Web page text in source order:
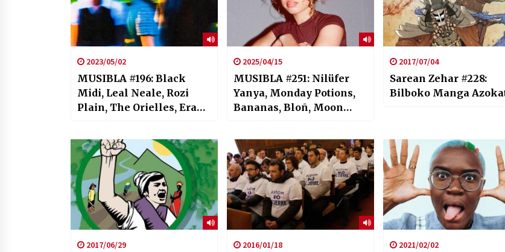
2023/05/02
MUSIBLA #196: Black
Midi, Leal Neale, Rozi
Plain, The Orielles, Eraul,
2025/04/15
MUSIBLA #251: Nilüfer
Yanya, Monday Potions,
Bananas, Bloñ, Moon
2017/07/04
Sarean Zehar #228:
Bilboko Manga
2017/06/29 2016/01/18 2021/02/02